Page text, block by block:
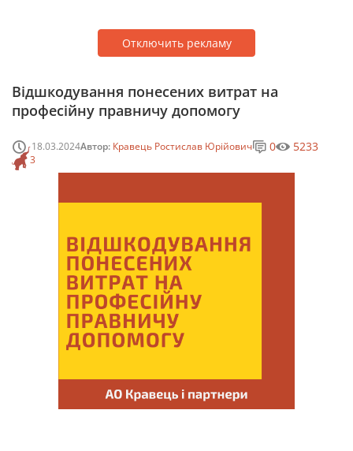
Отключить рекламу
Відшкодування понесених витрат на
професійну правничу допомогу
18.03.2024Автор: Кравець Ростислав Юрійович
3
0 5233